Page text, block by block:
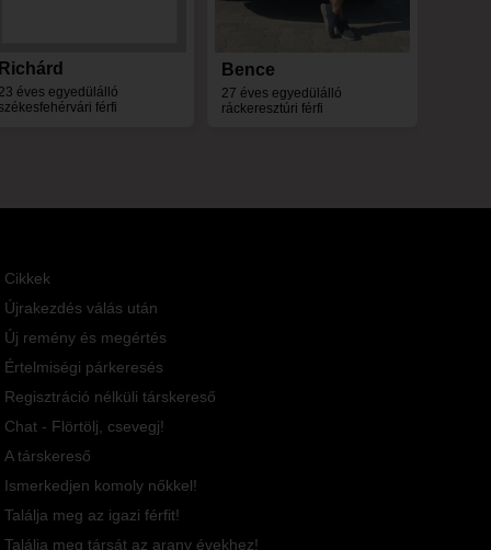
Richárd
23 éves egyedülálló
székesfehérvári férfi
Bence
27 éves egyedülálló
ráckeresztúri férfi
Cikkek
Újrakezdés válás után
Új remény és megértés
Értelmiségi párkeresés
Regisztráció nélküli társkereső
Chat - Flörtölj, csevegj!
A társkereső
Ismerkedjen komoly nőkkel!
Találja meg az igazi férfit!
Találja meg társát az arany évekhez!